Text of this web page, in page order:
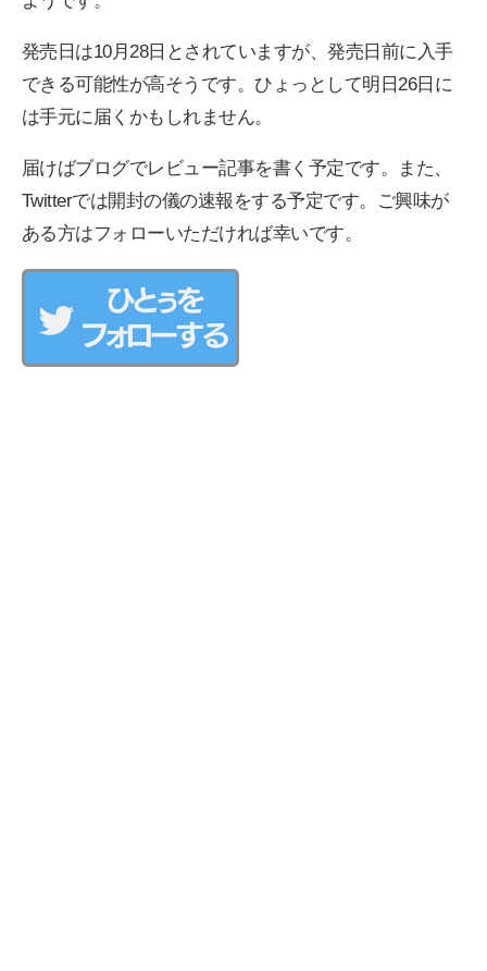
発売日は10月28日とされていますが、発売日前に入手
できる可能性が高そうです。ひょっとして明日26日に
は手元に届くかもしれません。
届けばブログでレビュー記事を書く予定です。また、
Twitterでは開封の儀の速報をする予定です。ご興味が
ある方はフォローいただければ幸いです。